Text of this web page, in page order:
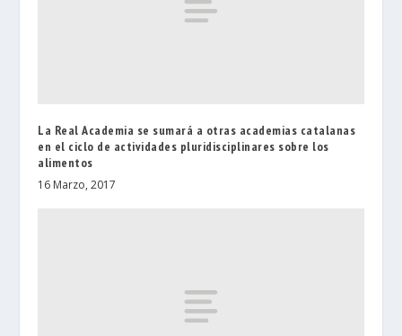
La Real Academia se sumará a otras academias catalanas
en el ciclo de actividades pluridisciplinares sobre los
alimentos
16 Marzo, 2017